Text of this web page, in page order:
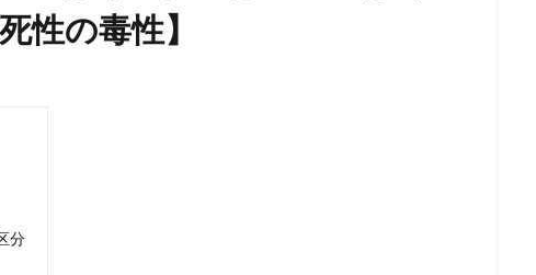
性の毒性】
分